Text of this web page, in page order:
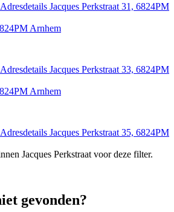
Adresdetails Jacques Perkstraat 31, 6824PM
Arnhem
Adresdetails Jacques Perkstraat 33, 6824PM
Arnhem
Adresdetails Jacques Perkstraat 35, 6824PM
Jacques Perkstraat voor deze filter.
gevonden?